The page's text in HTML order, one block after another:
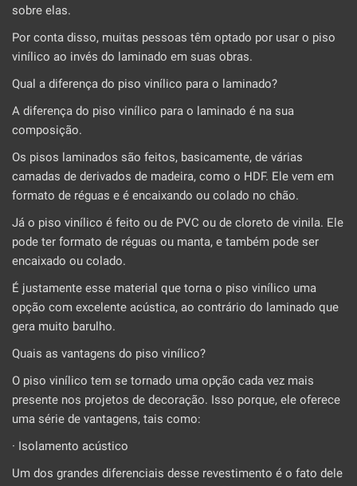
sobre elas.
Por conta disso, muitas pessoas têm optado por usar o piso
vinílico ao invés do laminado em suas obras.
Qual a diferença do piso vinílico para o laminado?
A diferença do piso vinílico para o laminado é na sua
composição.
Os pisos laminados são feitos, basicamente, de várias
camadas de derivados de madeira, como o HDF. Ele vem em
formato de réguas e é encaixando ou colado no chão.
Já o piso vinílico é feito ou de PVC ou de cloreto de vinila. Ele
pode ter formato de réguas ou manta, e também pode ser
encaixado ou colado.
É justamente esse material que torna o piso vinílico uma
opção com excelente acústica, ao contrário do laminado que
gera muito barulho.
Quais as vantagens do piso vinílico?
O piso vinílico tem se tornado uma opção cada vez mais
presente nos projetos de decoração. Isso porque, ele oferece
uma série de vantagens, tais como:
· Isolamento acústico
Um dos grandes diferenciais desse revestimento é o fato dele